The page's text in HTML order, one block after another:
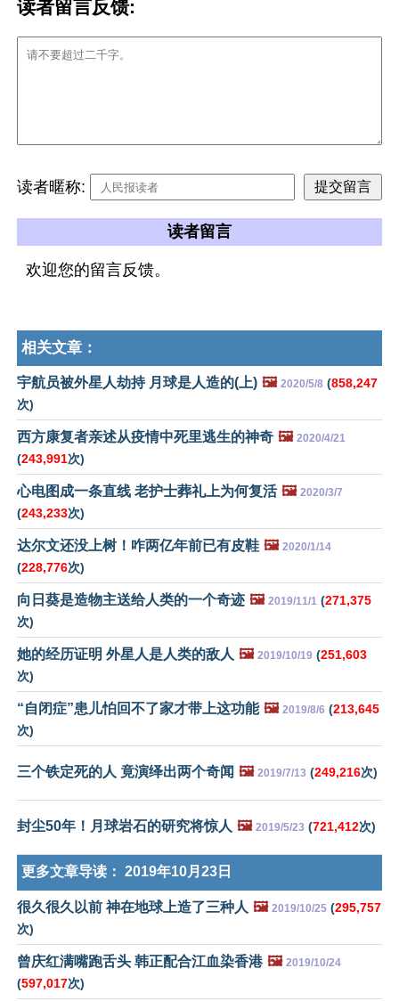
读者留言反馈:
读者暱称:
读者留言
欢迎您的留言反馈。
相关文章：
宇航员被外星人劫持 月球是人造的(上) 🖼️ 2020/5/8 (858,247
次)
西方康复者亲述从疫情中死里逃生的神奇 🖼️ 2020/4/21
(243,991次)
心电图成一条直线 老护士葬礼上为何复活 🖼️ 2020/3/7
(243,233次)
达尔文还没上树！咋两亿年前已有皮鞋 🖼️ 2020/1/14
(228,776次)
向日葵是造物主送给人类的一个奇迹 🖼️ 2019/11/1 (271,375
次)
她的经历证明 外星人是人类的敌人 🖼️ 2019/10/19 (251,603
次)
“自闭症”患儿怕回不了家才带上这功能 🖼️ 2019/8/6 (213,645
次)
三个铁定死的人 竟演绎出两个奇闻 🖼️ 2019/7/13 (249,216次)
封尘50年！月球岩石的研究将惊人 🖼️ 2019/5/23 (721,412次)
更多文章导读： 2019年10月23日
很久很久以前 神在地球上造了三种人 🖼️ 2019/10/25 (295,757
次)
曾庆红满嘴跑舌头 韩正配合江血染香港 🖼️ 2019/10/24
(597,017次)